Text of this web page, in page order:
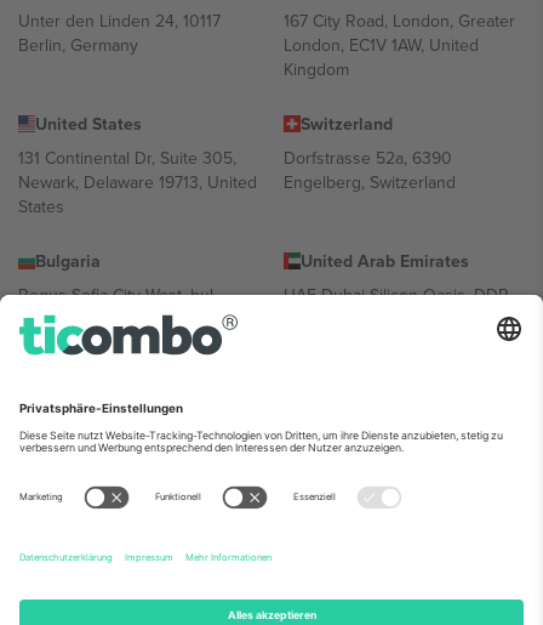
Unter den Linden 24, 10117
Berlin, Germany
167 City Road, London, Greater
London, EC1V 1AW, United
Kingdom
United States
131 Continental Dr, Suite 305,
Newark, Delaware 19713, United
States
Switzerland
Dorfstrasse 52a, 6390
Engelberg, Switzerland
Bulgaria
Regus Sofia City West, bul
Totleben 53-55, 1606 Sofia,
Bulgaria
United Arab Emirates
UAE Dubai Silicon Oasis, DDP
Building A1, Office 302, Dubai,
Mexico
Av Chapultepec 360, Roma
Norte, Cuauhtémoc, 06700
Ciudad de México, CDMX,
Mexico
Die juristische Person des Plattformanbieters kann je nach
Informationen finden Sie auf der jeweiligen Veranstaltungsseite, im